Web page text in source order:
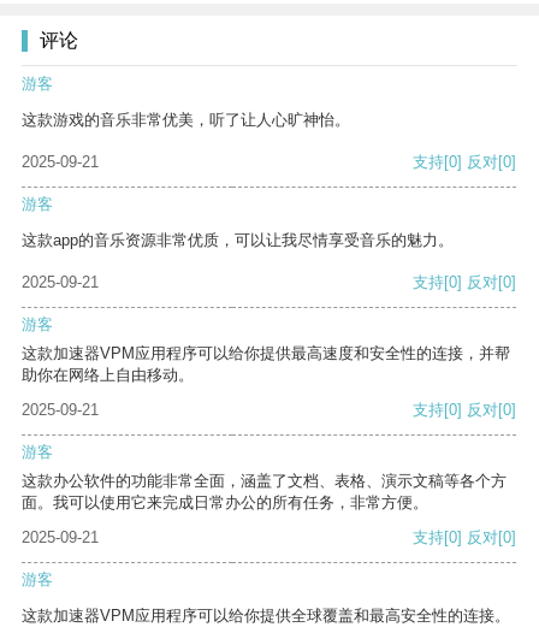
评论
游客
这款游戏的音乐非常优美，听了让人心旷神怡。
2025-09-21 支持[0] 反对[0]
游客
这款app的音乐资源非常优质，可以让我尽情享受音乐的魅力。
2025-09-21 支持[0] 反对[0]
游客
这款加速器VPM应用程序可以给你提供最高速度和安全性的连接，并帮
助你在网络上自由移动。
2025-09-21
支持[0] 反对[0]
游客
这款办公软件的功能非常全面，涵盖了文档、表格、演示文稿等各个方
面。我可以使用它来完成日常办公的所有任务，非常方便。
2025-09-21
支持[0] 反对[0]
游客
这款加速器VPM应用程序可以给你提供全球覆盖和最高安全性的连接。